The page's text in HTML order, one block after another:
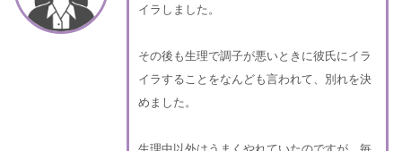
イラしました。
その後も生理で調子が悪いときに彼氏にイラ
イラすることをなんども言われて、別れを決
めました。